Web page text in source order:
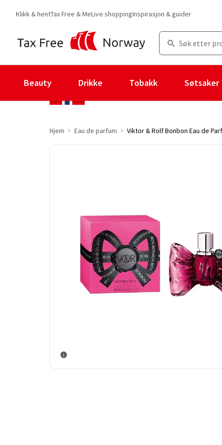
Klikk & hentTax Free & MeLive shoppingInspirasjon & guider
Beauty Drikke Tobakk Søtsaker
Hjem Eau de parfum Viktor & Rolf Bonbon Eau de